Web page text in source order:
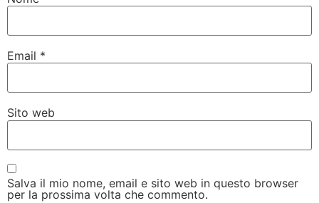
Email *
Sito web
Salva il mio nome, email e sito web in questo browser
per la prossima volta che commento.